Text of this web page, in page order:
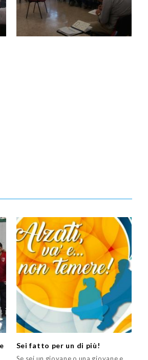
Sei fatto per un di più!